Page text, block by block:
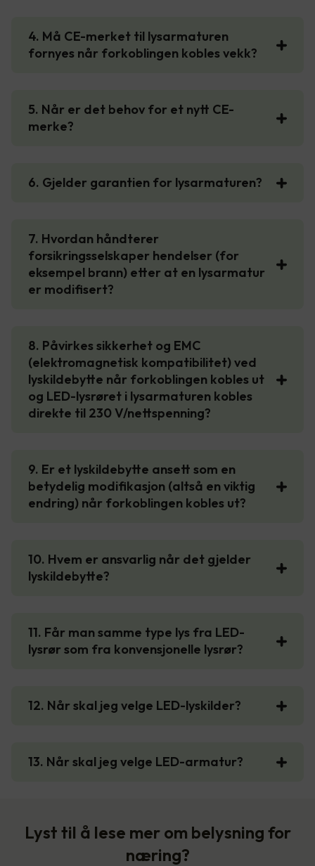
4. Må CE-merket til lysarmaturen
fornyes når forkoblingen kobles vekk?
5. Når er det behov for et nytt CE-
merke?
6. Gjelder garantien for lysarmaturen?
7. Hvordan håndterer
forsikringsselskaper hendelser (for
eksempel brann) etter at en lysarmatur
er modifisert?
8. Påvirkes sikkerhet og EMC
(elektromagnetisk kompatibilitet) ved
lyskildebytte når forkoblingen kobles ut
og LED-lysrøret i lysarmaturen kobles
direkte til 230 V/nettspenning?
9. Er et lyskildebytte ansett som en
betydelig modifikasjon (altså en viktig
endring) når forkoblingen kobles ut?
10. Hvem er ansvarlig når det gjelder
lyskildebytte?
11. Får man samme type lys fra LED-
lysrør som fra konvensjonelle lysrør?
12. Når skal jeg velge LED-lyskilder?
13. Når skal jeg velge LED-armatur?
Lyst til å lese mer om belysning for
næring?